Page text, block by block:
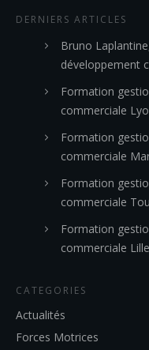
DERNIERS ARTICLES
Bruno
développement
Formation
commerciale
Formation
commerciale
Formation
commerciale
Formation
commerciale Lille
CATEGORIES
Actualités
Forces Motrices